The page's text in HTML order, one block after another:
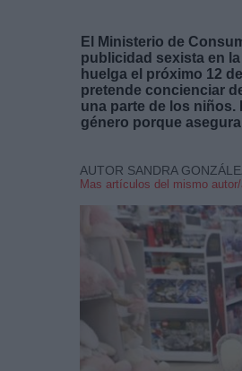
El Ministerio de
publicidad sexista en
huelga el próximo 12
pretende concienciar
una parte de los niños.
género porque
AUTOR SANDRA
Mas artículos del mismo autor/